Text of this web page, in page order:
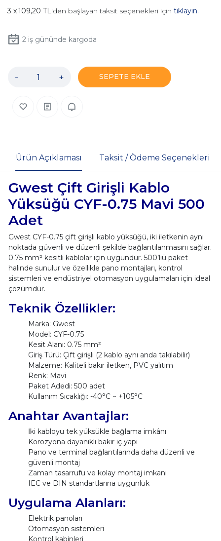
109,20 TL'den başlayan taksit seçenekleri için tıklayın.
2iş gününde kargoda
- + SEPETE EKLE
Ürün Açıklaması Taksit / Ödeme Seçenekleri
Gwest Çift Girişli Kablo
Yüksüğü CYF-0.75 Mavi 500
Adet
Gwest CYF-0.75 çift girişli kablo yüksüğü, iki iletkenin aynı
noktada güvenli ve düzenli şekilde bağlantılanmasını sağlar.
0.75 mm² kesitli kablolar için uygundur. 500’liü paket
halinde sunulur ve özellikle pano montajları, kontrol
sistemleri ve endüstriyel otomasyon uygulamaları için ideal
çözümdür.
Teknik Özellikler:
Marka: Gwest
Model: CYF-0.75
Kesit Alanı: 0.75 mm²
Giriş Türü: Çift girişli (2 kablo aynı anda takılabilir)
Malzeme: Kaliteli bakır iletken, PVC yalıtım
Renk: Mavi
Paket Adedi: 500 adet
Kullanım Sıcaklığı: -40°C ~ +105°C
Anahtar Avantajlar:
İki kabloyu tek yüksükle bağlama imkânı
Korozyona dayanıklı bakır iç yapı
Pano ve terminal bağlantılarında daha düzenli ve
güvenli montaj
Zaman tasarrufu ve kolay montaj imkanı
IEC ve DIN standartlarına uygunluk
Uygulama Alanları:
Elektrik panoları
Otomasyon sistemleri
Kontrol kabinleri